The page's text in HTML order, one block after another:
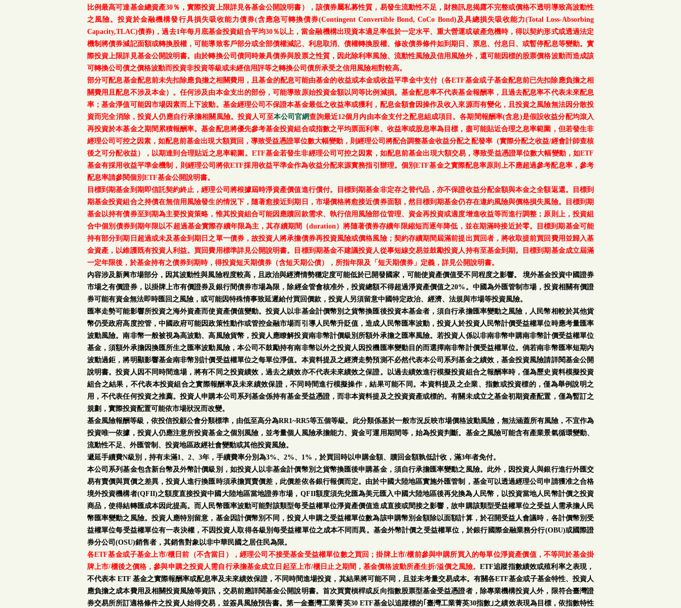
比例最高可達基金總資產30％，實際投資上限詳見各基金公開說明書），該債券屬私募性質，易發生流動性不足，財務訊息揭露不完整或價格不透明導致高波動性
之風險。投資於金融機構發行具損失吸收能力債券(含應急可轉換債券(Contingent Convertible Bond, CoCo Bond)及具總損失吸收能力(Total Loss-Absorbing
Capacity,TLAC)債券)，過去1年每月底基金投資組合平均30％以上，當金融機構出現資本適足率低於一定水平、重大營運或破產危機時，得以契約形式或透過法定
機制將債券減記面額或轉換股權，可能導致客戶部分或全部債權減記、利息取消、債權轉換股權、修改債券條件如到期日、票息、付息日、或暫停配息等變動。實
際投資上限詳見基金公開說明書。由於轉換公司債同時兼具債券與股票之性質，因此除利率風險、流動性風險及信用風險外，還可能因標的股票價格波動而造成該
可轉換公司債之價格波動而投資非投資等級或未經信用評等之轉換公司債所承受之信用風險相對較高。
部分可配息基金配息前未先扣除應負擔之相關費用，且基金的配息可能由基金的收益或本金或收益平準金中支付（各ETF基金或子基金配息前已先扣除應負擔之相
關費用且配息不涉及本金）。任何涉及由本金支出的部份，可能導致原始投資金額以同等比例減損。基金配息率不代表基金報酬率，且過去配息率不代表未來配息
率；基金淨值可能因市場因素而上下波動。基金經理公司不保證本基金最低之收益率或獲利，配息金額會因操作及收入來源而有變化，且投資之風險無法因分散投
資而完全消除，投資人仍應自行承擔相關風險。投資人可至本公司官網查詢最近12個月內由本金支付之配息組成項目。各期間報酬率(含息)是假設收益分配均滾入
再投資於本基金之期間累積報酬率。基金配息將優先參考基金投資組合或指數之平均票面利率、收益率或股息率為目標，盡可能貼近合理之息率範圍，但若發生非
經理公司可控之因素，如配息前基金出現大額買回，導致受益憑證單位數大幅變動，則經理公司將配合調整基金收益分配之配發率（實際分配之收益/經會計師查核
後之可分配收益），以期達到合理貼近之息率範圍。ETF基金若發生非經理公司可控之因素，如配息前基金出現大額交易，導致受益憑證單位數大幅變動，如ETF
基金有採用收益平準金機制，則經理公司將依ETF採用收益平準金作為收益分配來源實務指引辦理。個別ETF基金之實際配息率原則上不應超過參考配息率，參考
配息率請參閱個別ETF基金公開說明書。
目標到期基金到期即信託契約終止，經理公司將根據屆時淨資產價值進行償付。目標到期基金非定存之替代品，亦不保證收益分配金額與本金之全額返還。目標到
期基金投資組合之持債在無信用風險發生的情況下，隨著愈接近到期日，市場價格將愈接近債券面額，然目標到期基金仍存在違約風險與價格損失風險。目標到期
基金以持有債券至到期為主要投資策略，惟其投資組合可能因應贖回款需求、執行信用風險部位管理、資金再投資或適度增進收益等而進行調整；原則上，投資組
合中個別債券到期年限以不超過基金實際存續年限為主，其存續期間（duration）將隨著債券存續年限縮短而逐年降低，並在期滿時接近於零。目標到期基金可能
持有部分到期日超過或未及基金到期日之單一債券，故投資人將承擔債券再投資風險或價格風險；契約存續期間屆滿前提出買回者，將收取提前買回費用並歸入基
金資產，以維護既有投資人利益。買回費用標準詳見公開說明書。目標到期基金不建議投資人從事短線交易並鼓勵投資人持有至基金到期。目標到期基金成立屆滿
一定年限後，於基金持有之債券到期時，得投資短天期債券（含短天期公債），所指年限及「短天期債券」定義，詳見公開說明書。
內容涉及新興市場部分，因其波動性與風險程度較高，且政治與經濟情勢穩定度可能低於已開發國家，可能使資產價值受不同程度之影響。 境外基金投資中國證券
市場之有價證券，以掛牌上市有價證券及銀行間債券市場為限，除經金管會核准外，投資總額不得超過淨資產價值之20%。中國為外匯管制市場，投資相關有價證
券可能有資金無法即時匯回之風險，或可能因特殊情事致延遲給付買回價款，投資人另須留意中國特定政治、經濟、法規與巿場等投資風險。
匯率走勢可能影響所投資之海外資產而使資產價值變動。投資人以非基金計價幣別之貨幣換匯後投資本基金者，須自行承擔匯率變動之風險，人民幣相較於其他貨
幣仍受政府高度控管，中國政府可能因政策性動作或管控金融市場而引導人民幣升貶值，造成人民幣匯率波動，投資人於投資人民幣計價受益權單位時應考量匯率
波動風險。南非幣一般被視為高波動、高風險貨幣，投資人應瞭解投資南非幣計價級別所額外承擔之匯率風險。若投資人係以非南非幣申購南非幣計價受益權單位
基金，須額外承擔因換匯所生之匯率波動風險，本公司不鼓勵持有南非幣以外之投資人因投機匯率變動目的而選擇南非幣計價受益權單位。倘若南非幣匯率短期內
波動過鉅，將明顯影響基金南非幣別計價受益權單位之每單位淨值。本資料提及之經濟走勢預測不必然代表本公司系列基金之績效，基金投資風險請詳閱基金公開
說明書。投資人因不同時間進場，將有不同之投資績效，過去之績效亦不代表未來績效之保證。以過去績效進行模擬投資組合之報酬率時，僅為歷史資料模擬投資
組合之結果，不代表本投資組合之實際報酬率及未來績效保證，不同時間進行模擬操作，結果可能不同。本資料提及之企業、指數或投資標的，僅為舉例說明之
用，不代表任何投資之推薦。投資人申購本公司系列基金係持有基金受益憑證，而非本資料提及之投資資產或標的。有關未成立之基金初期資產配置，僅為暫訂之
規劃，實際投資配置可能依市場狀況而改變。
基金風險報酬等級，依投信投顧公會分類標準，由低至高分為RR1~RR5等五個等級。此分類係基於一般市況反映市場價格波動風險，無法涵蓋所有風險，不宜作為
投資唯一依據，投資人仍應注意所投資基金之個別風險，並考量個人風險承擔能力、資金可運用期間等，始為投資判斷。基金之風險可能含有產業景氣循環變動、
流動性不足、外匯管制、投資地區政經社會變動或其他投資風險。
遞延手續費N級別，持有未滿1、2、3年，手續費率分別為3%、2%、1%，於買回時以申購金額、贖回金額孰低計收，滿3年者免付。
本公司系列基金包含新台幣及外幣計價級別，如投資人以非基金計價幣別之貨幣換匯後申購基金，須自行承擔匯率變動之風險。此外，因投資人與銀行進行外匯交
易有賣價與買價之差異，投資人進行換匯時須承擔買賣價差，此價差依各銀行報價而定。由於中國大陸地區實施外匯管制，基金可以透過經理公司申請獲准之合格
境外投資機構者(QFII)之額度直接投資中國大陸地區當地證券市場，QFII額度須先兌匯為美元匯入中國大陸地區後再兌換為人民幣，以投資當地人民幣計價之投資
商品，使得結轉匯成本因此提高。而人民幣匯率波動可能對該類型每受益權單位淨資產價值造成直接或間接之影響，故申購該類型受益權單位之受益人需承擔人民
幣匯率變動之風險。投資人應特別留意，基金因計價幣別不同，投資人申購之受益權單位數為該申購幣別金額除以面額計算，於召開受益人會議時，各計價幣別受
益權單位每受益權單位有一表決權，不因投資人取得各級別每受益權單位之成本不同而異。基金外幣計價之受益權單位，於銀行國際金融業務分行(OBU)或國際證
券分公司(OSU)銷售者，其銷售對象以非中華民國之居住民為限。
各ETF基金或子基金上市/櫃日前（不含當日），經理公司不接受基金受益權單位數之買回；掛牌上市/櫃前參與申購所買入的每單位淨資產價值，不等同於基金掛
牌上市/櫃後之價格，參與申購之投資人需自行承擔基金成立日起至上市/櫃日止之期間，基金價格波動所產生折/溢價之風險。ETF追蹤指數績效或殖利率之表現，
不代表本 ETF 基金之實際報酬率或配息率及未來績效保證，不同時間進場投資，其結果將可能不同，且並未考量交易成本。有關各ETF基金或子基金特性、投資人
應負擔之成本費用及相關投資風險等資訊，交易前應詳閱基金公開說明書。首次買賣槓桿或反向指數股票型基金受益憑證者，除專業機構投資人外，限符合臺灣證
券交易所所訂適格條件之投資人始得交易，並簽具風險預告書。第一金臺灣工業菁英30 ETF基金以追蹤標的｢臺灣工業菁英30指數｣之績效表現為目標，依指數特性